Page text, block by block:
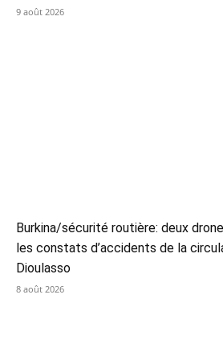
9 août 2026
Burkina/sécurité routière: deux
les constats d’accidents de la
Dioulasso
8 août 2026